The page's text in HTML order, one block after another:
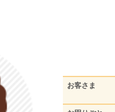
お客さま